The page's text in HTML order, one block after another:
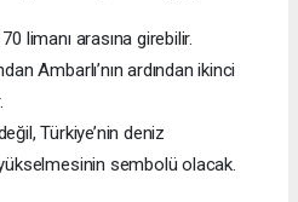
limanı arasına girebilir.
Ambarlı’nın ardından ikinci
Türkiye’nin deniz
yükselmesinin sembolü olacak.